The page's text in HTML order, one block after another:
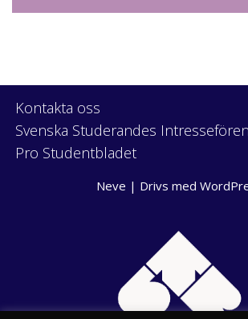
Kontakta oss
Svenska Studerandes
Pro Studentbladet
Neve | Drivs med